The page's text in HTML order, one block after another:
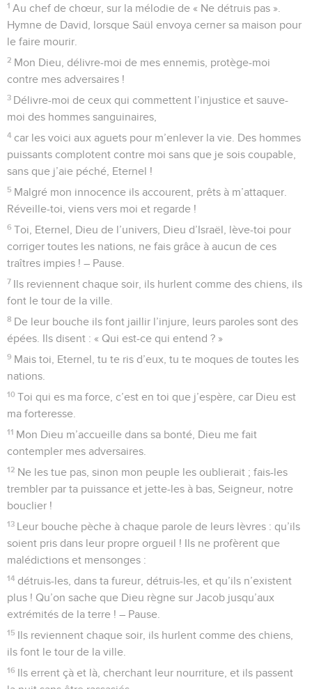
1 Au chef de chœur, sur la mélodie de « Ne détruis pas ».
Hymne de David, lorsque Saül envoya cerner sa maison pour
le faire mourir.
2 Mon Dieu, délivre-moi de mes ennemis, protège-moi
contre mes adversaires !
3 Délivre-moi de ceux qui commettent l’injustice et sauve-
moi des hommes sanguinaires,
4 car les voici aux aguets pour m’enlever la vie. Des hommes
puissants complotent contre moi sans que je sois coupable,
sans que j’aie péché, Eternel !
5 Malgré mon innocence ils accourent, prêts à m’attaquer.
Réveille-toi, viens vers moi et regarde !
6 Toi, Eternel, Dieu de l’univers, Dieu d’Israël, lève-toi pour
corriger toutes les nations, ne fais grâce à aucun de ces
traîtres impies ! – Pause.
7 Ils reviennent chaque soir, ils hurlent comme des chiens, ils
font le tour de la ville.
8 De leur bouche ils font jaillir l’injure, leurs paroles sont des
épées. Ils disent : « Qui est-ce qui entend ? »
9 Mais toi, Eternel, tu te ris d’eux, tu te moques de toutes les
nations.
10 Toi qui es ma force, c’est en toi que j’espère, car Dieu est
ma forteresse.
11 Mon Dieu m’accueille dans sa bonté, Dieu me fait
contempler mes adversaires.
12 Ne les tue pas, sinon mon peuple les oublierait ; fais-les
trembler par ta puissance et jette-les à bas, Seigneur, notre
bouclier !
13 Leur bouche pèche à chaque parole de leurs lèvres : qu’ils
soient pris dans leur propre orgueil ! Ils ne profèrent que
malédictions et mensonges :
14 détruis-les, dans ta fureur, détruis-les, et qu’ils n’existent
plus ! Qu’on sache que Dieu règne sur Jacob jusqu’aux
extrémités de la terre ! – Pause.
15 Ils reviennent chaque soir, ils hurlent comme des chiens,
ils font le tour de la ville.
16 Ils errent çà et là, cherchant leur nourriture, et ils passent